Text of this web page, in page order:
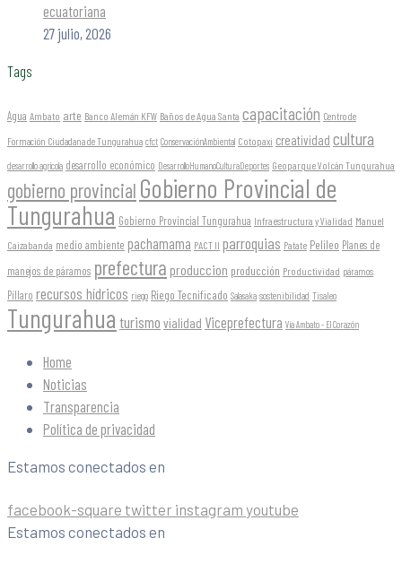
ecuatoriana
27 julio, 2026
Tags
Agua Ambato arte Banco Alemán KFW Baños de Agua Santa capacitación Centro de
Formación Ciudadana de Tungurahua cfct ConservaciónAmbiental Cotopaxi creatividad cultura
desarrollo agrícola desarrollo económico DesarrolloHumanoCulturaDeportes Geoparque Volcán Tungurahua
gobierno provincial Gobierno Provincial de
Tungurahua Gobierno Provincial Tungurahua Infraestructura y Vialidad Manuel
Caizabanda medio ambiente pachamama PACT II parroquias Patate Pelileo Planes de
manejos de páramos prefectura produccion producción Productividad páramos
Píllaro recursos hídricos riego Riego Tecnificado Salasaka sostenibilidad Tisaleo
Tungurahua turismo vialidad Viceprefectura Vía Ambato - El Corazón
Home
Noticias
Transparencia
Política de privacidad
Estamos conectados en
facebook-square twitter instagram youtube
Estamos conectados en